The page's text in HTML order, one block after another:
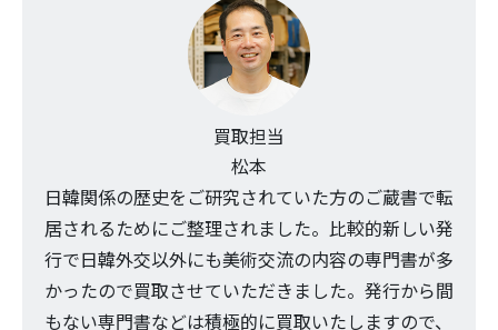
買取担当
松本
日韓関係の歴史をご研究されていた方のご蔵書で転
居されるためにご整理されました。比較的新しい発
行で日韓外交以外にも美術交流の内容の専門書が多
かったので買取させていただきました。発行から間
もない専門書などは積極的に買取いたしますので、